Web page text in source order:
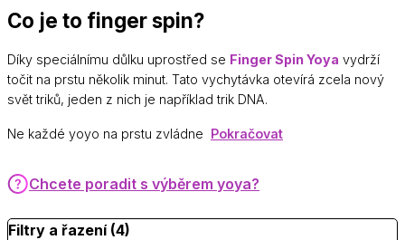
Co je to finger spin?
Díky speciálnímu důlku uprostřed se Finger Spin Yoya vydrží
točit na prstu několik minut. Tato vychytávka otevírá zcela nový
svět triků, jeden z nich je například trik DNA.
Ne každé yoyo na prstu zvládne Pokračovat
Chcete poradit s výběrem yoya?
Filtry a řazení (4)